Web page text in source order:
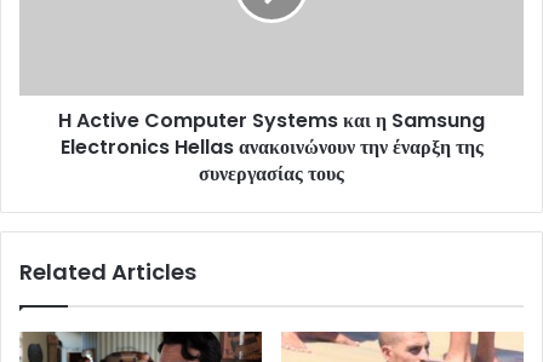
H Active Computer Systems και η Samsung
Electronics Hellas ανακοινώνουν την έναρξη της
συνεργασίας τους
Related Articles